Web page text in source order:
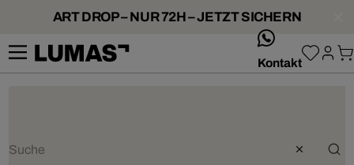
ART DROP – NUR 72H – JETZT SICHERN
Kontakt